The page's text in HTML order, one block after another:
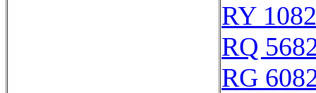
RY
RQ
RG